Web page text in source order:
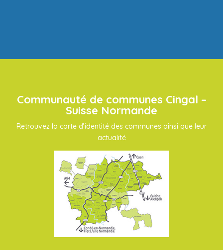
Communauté de communes Cingal –
Suisse Normande
Retrouvez la carte d’identité des communes ainsi que leur
actualité